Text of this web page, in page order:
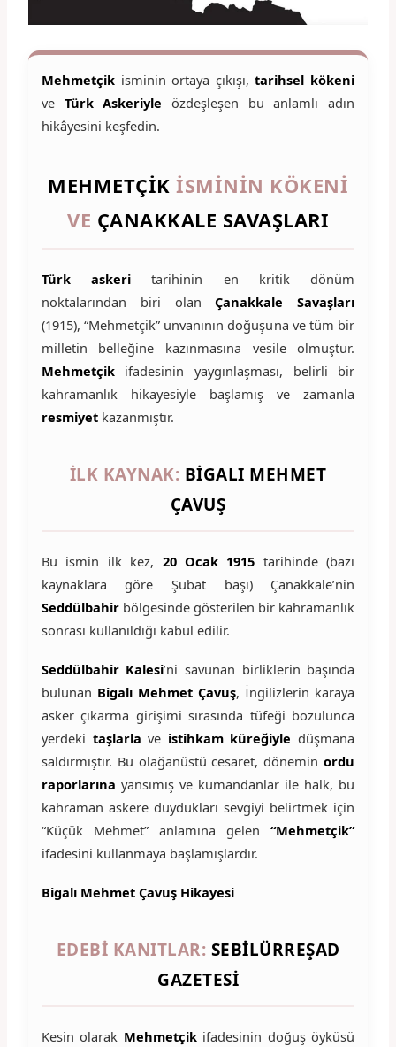
Mehmetçik isminin ortaya çıkışı,tarihsel kökeni
ve Türk Askeriyle özdeşleşen bu anlamlı adın
hikâyesini keşfedin.
MEHMETÇIK İSMININ KÖKENI
VE ÇANAKKALE SAVAŞLARI
Türk askeri tarihinin en kritik dönüm
noktalarından biri olanÇanakkale Savaşları
(1915), “Mehmetçik” unvanının doğuşuna ve tüm bir
milletin belleğine kazınmasına vesile olmuştur.
Mehmetçikifadesinin yaygınlaşması, belirli bir
kahramanlık hikayesiyle başlamış ve zamanla
resmiyetkazanmıştır.
İLK KAYNAK: BIGALI MEHMET
ÇAVUŞ
Bu ismin ilk kez, 20 Ocak 1915 tarihinde (bazı
kaynaklara göre Şubat başı) Çanakkale’nin
Seddülbahirbölgesinde gösterilen bir kahramanlık
sonrası kullanıldığı kabul edilir.
Seddülbahir Kalesi’ni savunan birliklerin başında
bulunan Bigalı Mehmet Çavuş, İngilizlerin karaya
asker çıkarma girişimi sırasında tüfeği bozulunca
yerdeki taşlarla ve istihkam küreğiyle düşmana
saldırmıştır. Bu olağanüstü cesaret, döneminordu
raporlarına yansımış ve kumandanlar ile halk, bu
kahraman askere duydukları sevgiyi belirtmek için
“Küçük Mehmet” anlamına gelen“Mehmetçik”
ifadesini kullanmaya başlamışlardır.
Bigalı Mehmet Çavuş Hikayesi
EDEBI KANITLAR: SEBILÜRREŞAD
GAZETESI
Kesin olarak Mehmetçikifadesinin doğuş öyküsü